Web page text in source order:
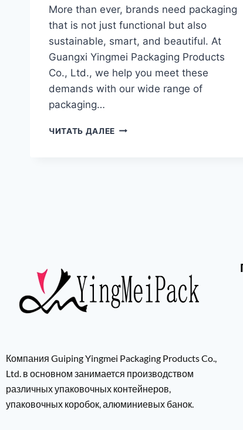
More than ever, brands need packaging
that is not just functional but also
sustainable, smart, and beautiful. At
Guangxi Yingmei Packaging Products
Co., Ltd., we help you meet these
demands with our wide range of
packaging…
ЧИТАТЬ ДАЛЕЕ
Компания Guiping Yingmei Packaging Products Co.,
Ltd. в основном занимается производством
различных упаковочных контейнеров,
упаковочных коробок, алюминиевых банок.